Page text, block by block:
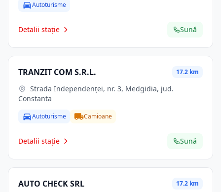
Autoturisme
Detalii stație Sună
TRANZIT COM S.R.L. 17.2 km
Constanta
Autoturisme Camioane
Detalii stație Sună
AUTO CHECK SRL 17.2 km